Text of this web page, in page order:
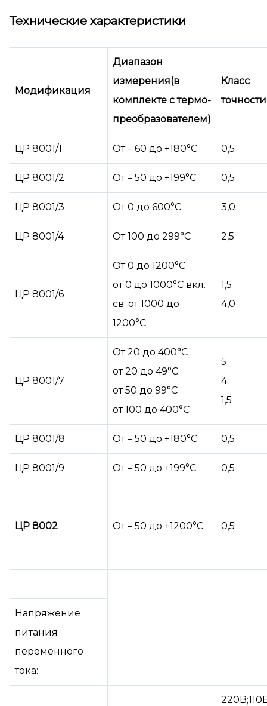
Технические характеристики
Модификация
Диапазон
измерения(в
комплекте с термо-
преобразователем)
Класс
точности
ЦР 8001/1 От – 60 до +180°С 0,5
ЦР 8001/2 От – 50 до +199°С 0,5
ЦР 8001/3 От 0 до 600°С 3,0
ЦР 8001/4 От 100 до 299°С 2,5
ЦР 8001/6
От 0 до 1200°С
от 0 до 1000°С вкл.
св. от 1000 до
1200°С
1,5
4,0
ЦР 8001/7
От 20 до 400°С
от 20 до 49°С
от 50 до 99°С
от 100 до 400°С
5
4
1,5
ЦР 8001/8 От – 50 до +180°С 0,5
ЦР 8001/9 От – 50 до +199°С 0,5
ЦР 8002 От – 50 до +1200°С 0,5
Напряжение
питания
переменного
тока: